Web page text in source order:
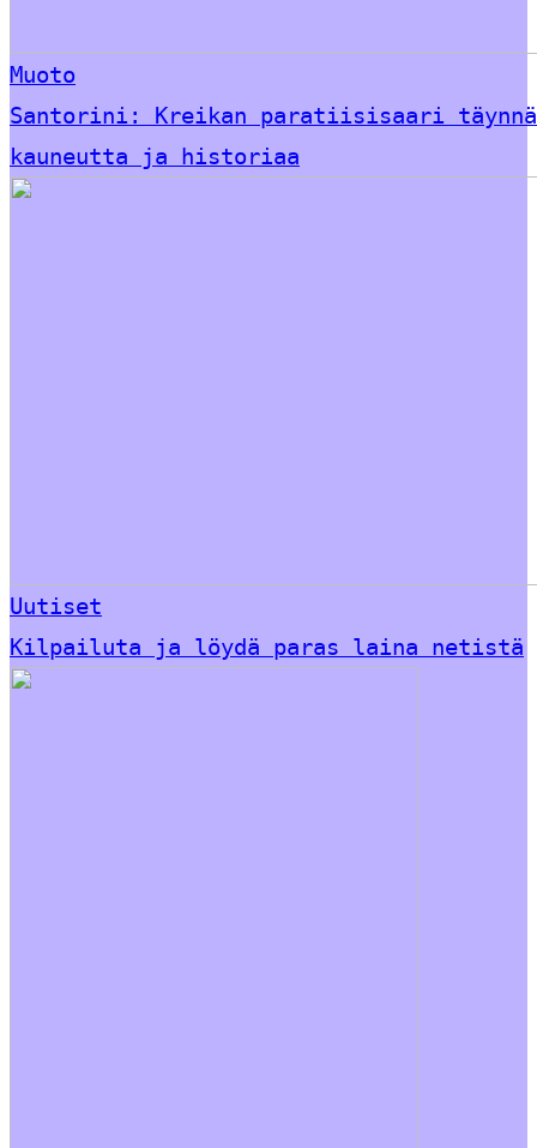
Muoto
Santorini: Kreikan paratiisisaari täynnä
kauneutta ja historiaa
Uutiset
Kilpailuta ja löydä paras laina netistä